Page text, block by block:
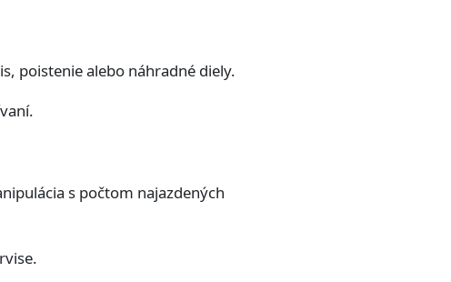
poistenie alebo náhradné diely.
s počtom najazdených